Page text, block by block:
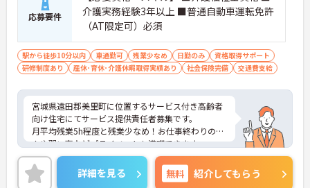
応募要件
介護実務経験3年以上 ■普通自動車運転免許
（AT限定可）必須
駅から徒歩10分以内 車通勤可 残業少なめ 日勤のみ
資格取得サポート
研修制度あり
産休･育休･介護休暇取得実績あり 社会保険完備 交通費支給
宮城県遠田郡美里町に位置するサービス付き高齢者
向け住宅にてサービス提供責任者募集です。
月平均残業5h程度と残業少なめ！お仕事終わりのジ
ムや習い事などプライベートも満喫できます。
ご興味のある方には、面接対策ポイントなど、さら
に詳細をお話いたしますので、お気軽にご相談くだ
さい。
詳細を見る 無料 紹介してもらう